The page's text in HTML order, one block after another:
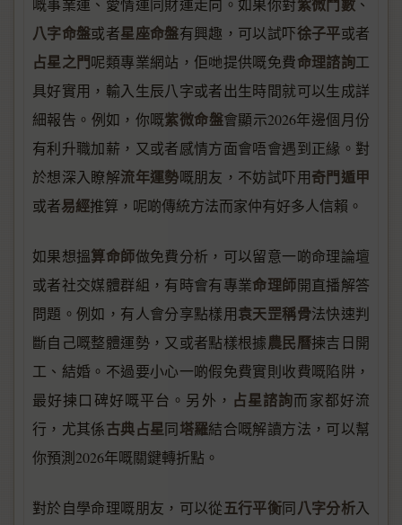
嘅事業運、愛情運同財運走向。如果你對 、
八字命盤或者星座命盤有興趣，可以試吓徐子平或者
占星之門呢類專業網站，佢哋提供嘅免費命理諮詢工
具好實用，輸入生辰八字或者出生時間就可以生成詳
細報告。例如，你嘅紫微命盤會顯示2026年邊個月份
有利升職加薪，又或者感情方面會唔會遇到正緣。對
於想深入瞭解流年運勢嘅朋友，不妨試吓用奇門遁甲
或者易經推算，呢啲傳統方法而家仲有好多人信賴。
如果想搵算命師做免費分析，可以留意一啲命理論壇
或者社交媒體群組，有時會有專業命理師開直播解答
問題。例如，有人會分享點樣用袁天罡稱骨法快速判
斷自己嘅整體運勢，又或者點樣根據農民曆揀吉日開
工、結婚。不過要小心一啲假免費實則收費嘅陷阱，
最好揀口碑好嘅平台。另外， 占星諮詢而家都好流
行，尤其係古典占星同塔羅結合嘅解讀方法，可以幫
你預測2026年嘅關鍵轉折點。
對於自學命理嘅朋友，可以從五行平衡同八字分析入